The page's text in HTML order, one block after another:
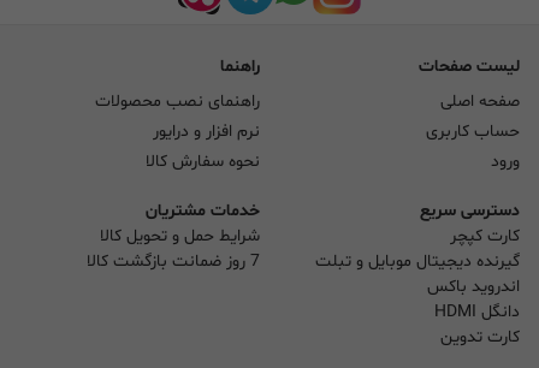
لیست صفحات
صفحه اصلی
حساب کاربری
ورود
راهنما
راهنمای نصب محصولات
نرم افزار و درایور
نحوه سفارش کالا
دسترسی سریع
کارت کپچر
گیرنده دیجیتال موبایل و تبلت
اندروید باکس
دانگل HDMI
کارت تدوین
خدمات مشتریان
شرایط حمل و تحویل کالا
7 روز ضمانت بازگشت کالا